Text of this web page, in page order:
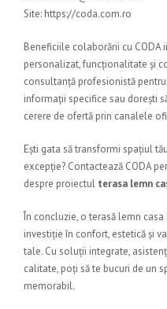
Site: https://coda.com.ro
Beneficiile colaborării cu CODA
personalizat, funcționalitate și
consultanță profesionistă
informații specifice sau dorești
cerere de ofertă prin canalele
Ești gata să transformi spațiul
excepție? Contactează CODA
despre proiectul terasa lemn
În concluzie, o terasă lemn
investiție în confort, estetică și
tale. Cu soluții integrate,
calitate, poți să te bucuri de un
memorabil.